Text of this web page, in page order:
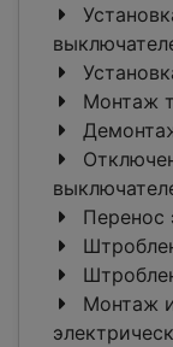
Монтаж
Перенос
Монтаж